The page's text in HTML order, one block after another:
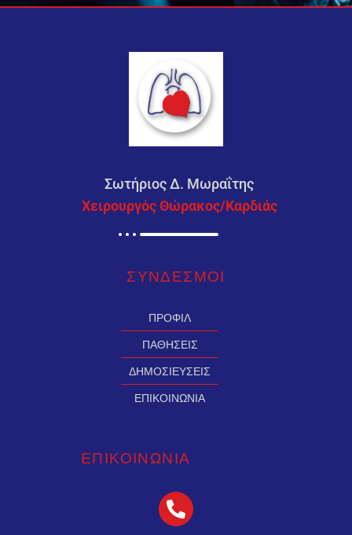
Σωτήριος Δ. Μωραΐτης
Χειρουργός Θώρακος/Καρδιάς
ΣΥΝΔΕΣMΟΙ
ΠΡΟΦΙΛ
ΠΑΘΗΣΕΙΣ
ΔΗΜΟΣΙΕΥΣΕΙΣ
ΕΠΙΚΟΙΝΩΝΙΑ
ΕΠΙΚΟΙΝΩΝΙΑ